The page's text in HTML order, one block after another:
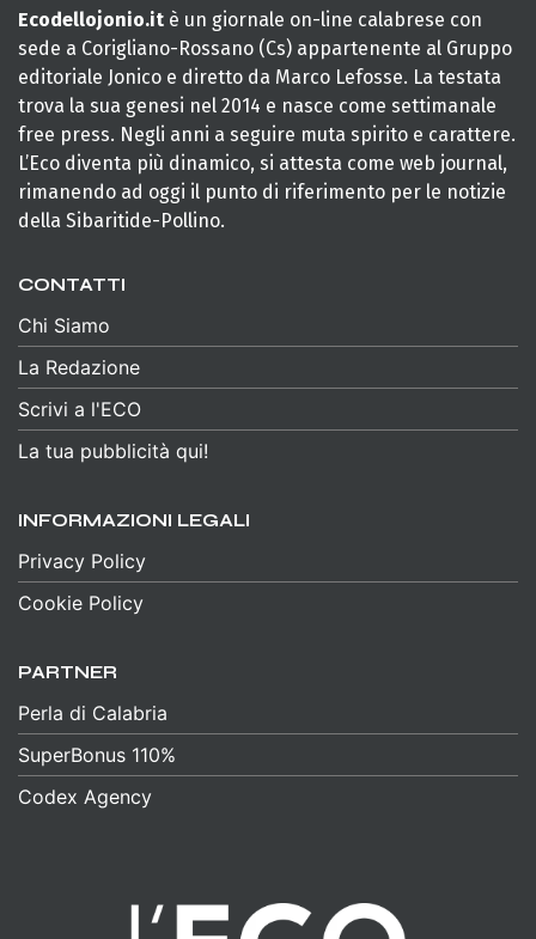
Ecodellojonio.it è un giornale on-line calabrese con
sede a Corigliano-Rossano (Cs) appartenente al Gruppo
editoriale Jonico e diretto da Marco Lefosse. La testata
trova la sua genesi nel 2014 e nasce come settimanale
free press. Negli anni a seguire muta spirito e carattere.
L’Eco diventa più dinamico, si attesta come web journal,
rimanendo ad oggi il punto di riferimento per le notizie
della Sibaritide-Pollino.
CONTATTI
Chi Siamo
La Redazione
Scrivi a l'ECO
La tua pubblicità qui!
INFORMAZIONI LEGALI
Privacy Policy
Cookie Policy
PARTNER
Perla di Calabria
SuperBonus 110%
Codex Agency